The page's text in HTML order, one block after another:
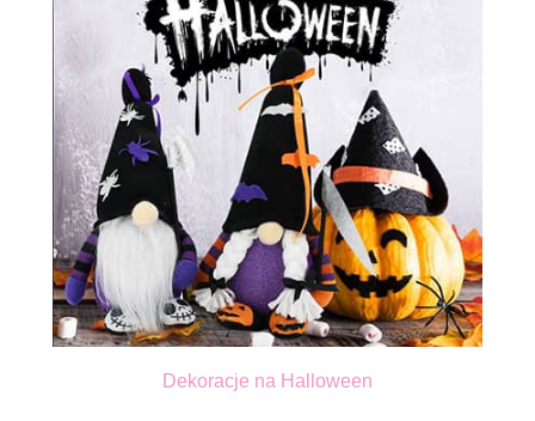
Dekoracje na Halloween